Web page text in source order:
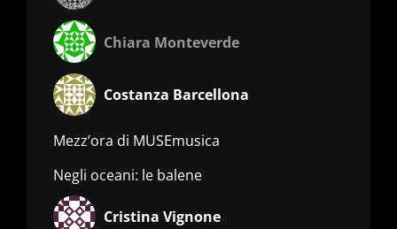
Chiara Monteverde
Costanza Barcellona
Mezz’ora di MUSEmusica
Negli oceani: le balene
Cristina Vignone